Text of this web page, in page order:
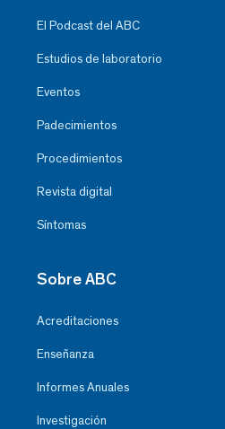
El Podcast del ABC
Estudios de laboratorio
Eventos
Padecimientos
Procedimientos
Revista digital
Síntomas
Sobre ABC
Acreditaciones
Enseñanza
Informes Anuales
Investigación